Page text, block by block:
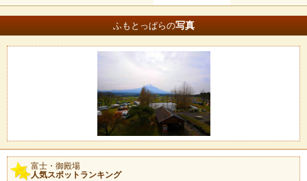
ふもとっぱらの写真
富士・御殿場
人気スポットランキング